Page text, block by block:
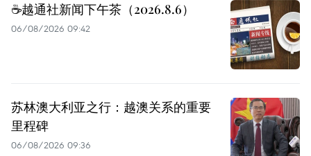
☕️越通社新闻下午茶（2026.8.6）
06/08/2026 09:42
苏林澳大利亚之行：越澳关系的重要
里程碑
06/08/2026 09:36